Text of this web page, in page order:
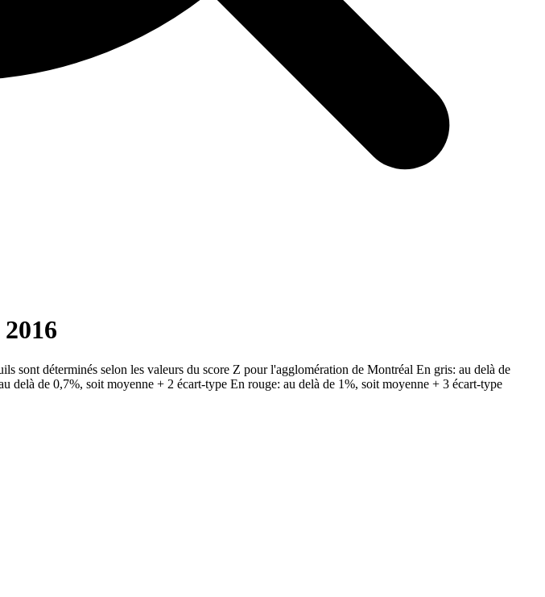
sont déterminés selon les valeurs du score Z pour l'agglomération de Montréal En gris: au delà de
de 0,7%, soit moyenne + 2 écart-type En rouge: au delà de 1%, soit moyenne + 3 écart-type